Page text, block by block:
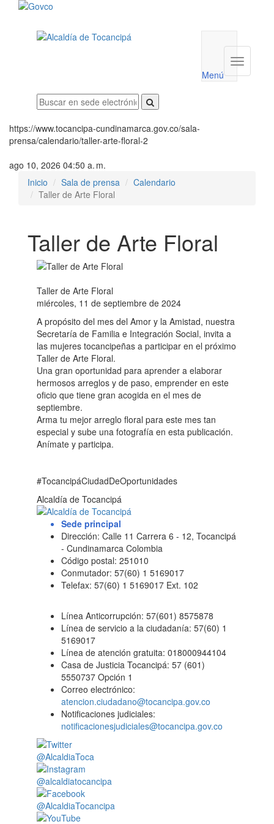
utilidades
Menú
Menú
https://www.tocancipa-cundinamarca.gov.co/sala-
prensa/calendario/taller-arte-floral-2
ago 10, 2026 04:50 a. m.
Inicio
Sala de prensa
Calendario
Taller de Arte Floral
Taller de Arte Floral
Taller de Arte Floral
miércoles, 11 de septiembre de 2024
A propósito del mes del Amor y la Amistad, nuestra
Secretaría de Familia e Integración Social, invita a
las mujeres tocancipeñas a participar en el próximo
Taller de Arte Floral.
Una gran oportunidad para aprender a elaborar
hermosos arreglos y de paso, emprender en este
oficio que tiene gran acogida en el mes de
septiembre.
Arma tu mejor arreglo floral para este mes tan
especial y sube una fotografía en esta publicación.
Anímate y participa.
#TocancipáCiudadDeOportunidades
Alcaldía de Tocancipá
Sede principal
Dirección: Calle 11 Carrera 6 - 12, Tocancipá
- Cundinamarca Colombia
Código postal: 251010
Conmutador: 57(60) 1 5169017
Telefax: 57(60) 1 5169017 Ext. 102
Línea Anticorrupción: 57(601) 8575878
Línea de servicio a la ciudadanía: 57(60) 1
5169017
Línea de atención gratuita: 018000944104
Casa de Justicia Tocancipá: 57 (601)
5550737 Opción 1
Correo electrónico:
atencion.ciudadano@tocancipa.gov.co
Notificaciones judiciales:
notificacionesjudiciales@tocancipa.gov.co
@AlcaldiaToca
@alcaldiatocancipa
@AlcaldiaTocancipa